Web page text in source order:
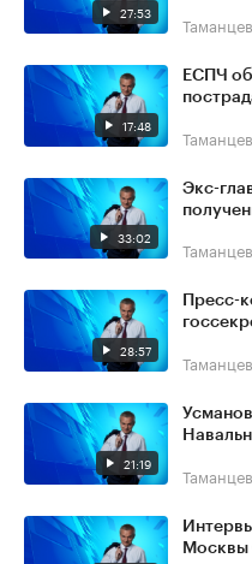
27:53
17:48
ЕСПЧ
33:02
Экс-
28:57
Пресс-
21:19
Москвы